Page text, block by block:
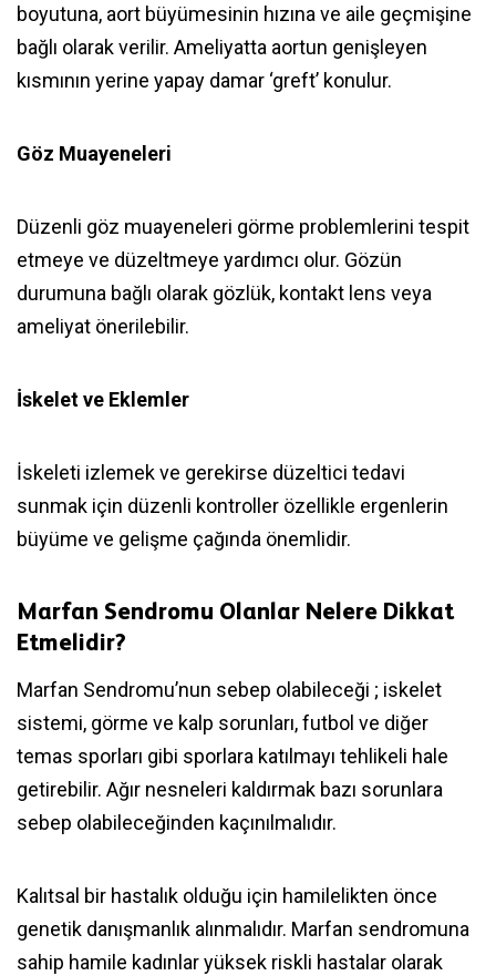
boyutuna, aort büyümesinin hızına ve aile geçmişine
bağlı olarak verilir. Ameliyatta aortun genişleyen
kısmının yerine yapay damar ‘greft’ konulur.
Göz Muayeneleri
Düzenli göz muayeneleri görme problemlerini tespit
etmeye ve düzeltmeye yardımcı olur. Gözün
durumuna bağlı olarak gözlük, kontakt lens veya
ameliyat önerilebilir.
İskelet ve Eklemler
İskeleti izlemek ve gerekirse düzeltici tedavi
sunmak için düzenli kontroller özellikle ergenlerin
büyüme ve gelişme çağında önemlidir.
Marfan Sendromu Olanlar Nelere Dikkat
Etmelidir?
Marfan Sendromu’nun sebep olabileceği ; iskelet
sistemi, görme ve kalp sorunları, futbol ve diğer
temas sporları gibi sporlara katılmayı tehlikeli hale
getirebilir. Ağır nesneleri kaldırmak bazı sorunlara
sebep olabileceğinden kaçınılmalıdır.
Kalıtsal bir hastalık olduğu için hamilelikten önce
genetik danışmanlık alınmalıdır. Marfan sendromuna
sahip hamile kadınlar yüksek riskli hastalar olarak